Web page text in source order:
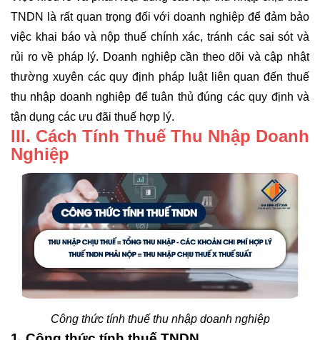
TNDN là rất quan trọng đối với doanh nghiệp để đảm bảo
việc khai báo và nộp thuế chính xác, tránh các sai sót và
rủi ro về pháp lý. Doanh nghiệp cần theo dõi và cập nhật
thường xuyên các quy định pháp luật liên quan đến thuế
thu nhập doanh nghiệp để tuân thủ đúng các quy định và
tận dụng các ưu đãi thuế hợp lý.
III. Cách Tính Thuế Thu Nhập Doanh
Nghiệp
Công thức tính thuế thu nhập doanh nghiệp